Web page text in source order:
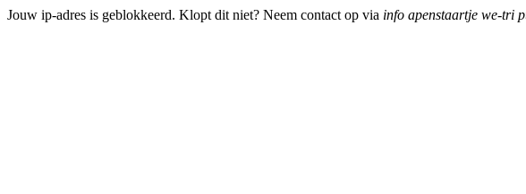
Jouw ip-adres is geblokkeerd. Klopt dit niet? Neem contact op via info apenstaartje we-tri